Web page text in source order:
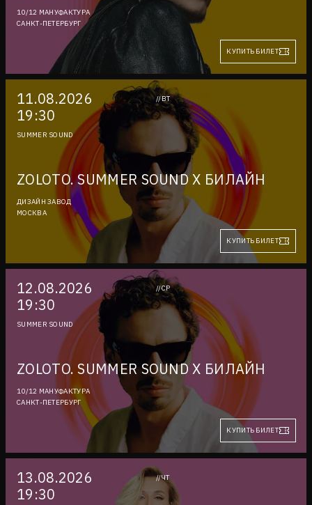
10/12 МАНУФАКТУРА
САНКТ-ПЕТЕРБУРГ
КУПИТЬ БИЛЕТ
11.08.2026
19:30
//ВТ
SUMMER SOUND
ZOLOTO. SUMMER SOUND X БИЛАЙН
ДИЗАЙН ЗАВОД
МОСКВА
КУПИТЬ БИЛЕТ
12.08.2026
19:30
//СР
SUMMER SOUND
ZOLOTO. SUMMER SOUND X БИЛАЙН
10/12 МАНУФАКТУРА
САНКТ-ПЕТЕРБУРГ
КУПИТЬ БИЛЕТ
13.08.2026
19:30
//ЧТ